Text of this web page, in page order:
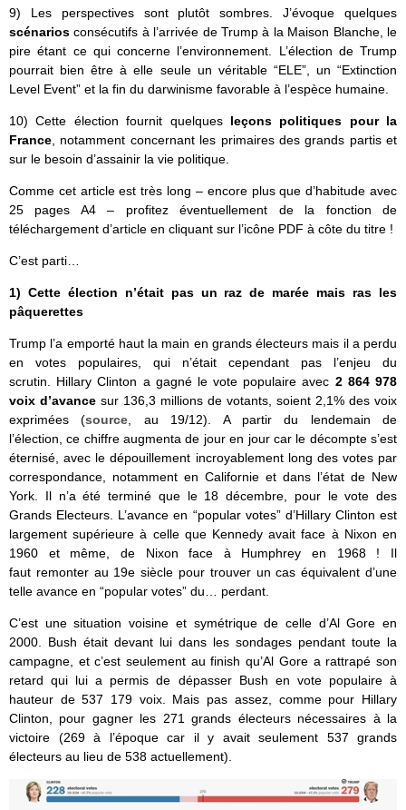
9) Les perspectives sont plutôt sombres. J’évoque quelques
scénariosconsécutifs à l’arrivée de Trump à la Maison Blanche, le
pire étant ce qui concerne l’environnement. L’élection de Trump
pourrait bien être à elle seule un véritable “ELE”, un “Extinction
Level Event” et la fin du darwinisme favorable à l’espèce humaine.
10) Cette élection fournit quelques leçons politiques pour la
France , notamment concernant les primaires des grands partis et
sur le besoin d’assainir la vie politique.
Comme cet article est très long – encore plus que d’habitude avec
25 pages A4 – profitez éventuellement de la fonction de
téléchargement d’article en cliquant sur l’icône PDF à côte du titre !
C’est parti…
1) Cette élection n’était pas un raz de marée mais ras les
pâquerettes
Trump l’a emporté haut la main en grands électeurs mais il a perdu
en votes populaires, qui n’était cependant pas l’enjeu du
scrutin. Hillary Clinton a gagné le vote populaire avec 2 864 978
voix d’avance sur 136,3 millions de votants, soient 2,1% des voix
exprimées (source , au 19/12). A partir du lendemain de
l’élection, ce chiffre augmenta de jour en jour car le décompte s’est
éternisé, avec le dépouillement incroyablement long des votes par
correspondance, notamment en Californie et dans l’état de New
York. Il n’a été terminé que le 18 décembre, pour le vote des
Grands Electeurs. L’avance en “popular votes” d’Hillary Clinton est
largement supérieure à celle que Kennedy avait face à Nixon en
1960 et même, de Nixon face à Humphrey en 1968 ! Il
faut remonter au 19e siècle pour trouver un cas équivalent d’une
telle avance en “popular votes” du… perdant.
C’est une situation voisine et symétrique de celle d’Al Gore en
2000. Bush était devant lui dans les sondages pendant toute la
campagne, et c’est seulement au finish qu’Al Gore a rattrapé son
retard qui lui a permis de dépasser Bush en vote populaire à
hauteur de 537 179 voix. Mais pas assez, comme pour Hillary
Clinton, pour gagner les 271 grands électeurs nécessaires à la
victoire (269 à l’époque car il y avait seulement 537 grands
électeurs au lieu de 538 actuellement).